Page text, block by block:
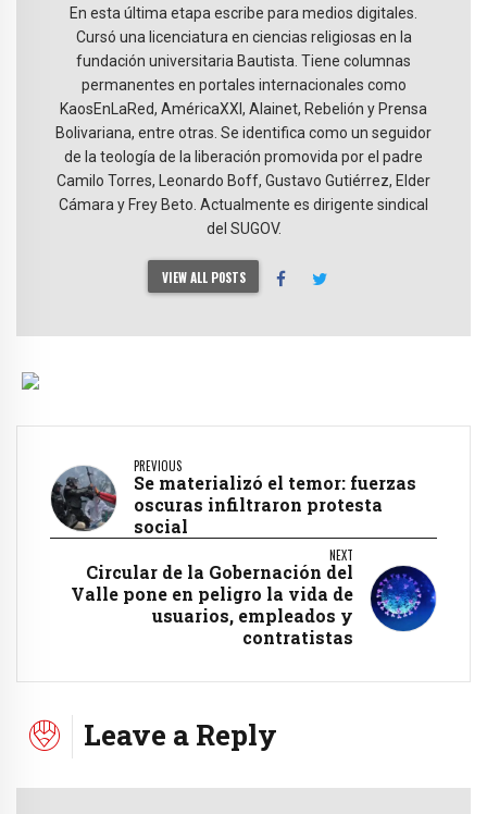
En esta última etapa escribe para medios digitales.
Cursó una licenciatura en ciencias religiosas en la
fundación universitaria Bautista. Tiene columnas
permanentes en portales internacionales como
KaosEnLaRed, AméricaXXI, Alainet, Rebelión y Prensa
Bolivariana, entre otras. Se identifica como un seguidor
de la teología de la liberación promovida por el padre
Camilo Torres, Leonardo Boff, Gustavo Gutiérrez, Elder
Cámara y Frey Beto. Actualmente es dirigente sindical
del SUGOV.
VIEW ALL POSTS
PREVIOUS
Se materializó el temor: fuerzas
oscuras infiltraron protesta
social
NEXT
Circular de la Gobernación del
Valle pone en peligro la vida de
usuarios, empleados y
contratistas
Leave a Reply